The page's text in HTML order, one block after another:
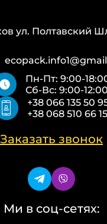
Заказать звонок
Ми в соц-сетях:
Pantone
Возврат и обмен
О нас
Курьерские пакеты
пакеты
пакеты
Zip-Lock
Пакети банан ПВХ
Скотч с логотипом
пакеты ПВД,
Еко сумки об’ємні
Еко сумки «Майка»
Еко сумки «Банан»
ул. Полтавский
Пн-Пт: 9:00-
Сб-Вс: 9:00-12:00
+38 066 135 50
+38 068 510 66 15